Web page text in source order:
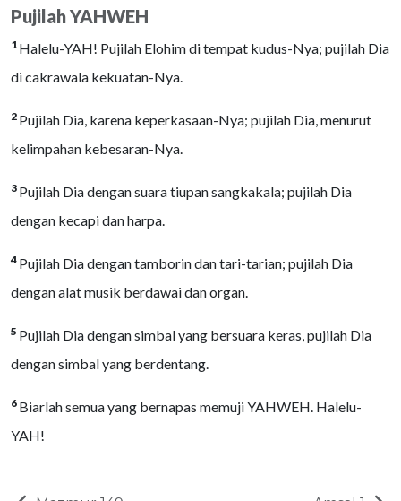
Pujilah YAHWEH
1 Halelu-YAH! Pujilah Elohim di tempat kudus-Nya; pujilah Dia
di cakrawala kekuatan-Nya.
2 Pujilah Dia, karena keperkasaan-Nya; pujilah Dia, menurut
kelimpahan kebesaran-Nya.
3 Pujilah Dia dengan suara tiupan sangkakala; pujilah Dia
dengan kecapi dan harpa.
4 Pujilah Dia dengan tamborin dan tari-tarian; pujilah Dia
dengan alat musik berdawai dan organ.
5 Pujilah Dia dengan simbal yang bersuara keras, pujilah Dia
dengan simbal yang berdentang.
6 Biarlah semua yang bernapas memuji YAHWEH. Halelu-
YAH!